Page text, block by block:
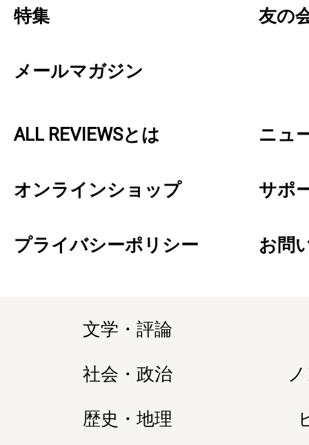
特集 友の
メールマガジン
ALL REVIEWSとは ニュ
オンラインショップ サポ
プライバシーポリシー お問
文学・評論
社会・政治
歴史・地理